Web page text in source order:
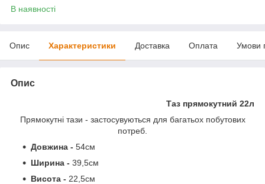
В наявності
Опис Характеристики Доставка Оплата Умови
Опис
Таз прямокутний 22л
Прямокутні тази - застосувуються для багатьох побутових
потреб.
Довжина - 54см
Ширина - 39,5см
Висота - 22,5см